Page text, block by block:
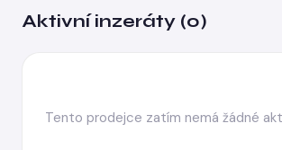
Aktivní inzeráty (0)
Tento prodejce zatím nemá žádné